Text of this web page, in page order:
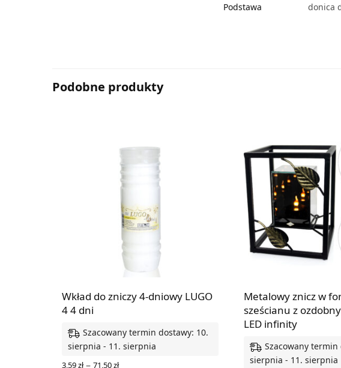
Podstawa donica
Podobne produkty
Wkład do zniczy 4-dniowy LUGO
4 4 dni
Szacowany termin dostawy: 10.
sierpnia - 11. sierpnia
3,59zł – 71,50złZakres
Metalowy znicz w
sześcianu z
LED infinity
Szacowany termin
sierpnia - 11. sierpnia